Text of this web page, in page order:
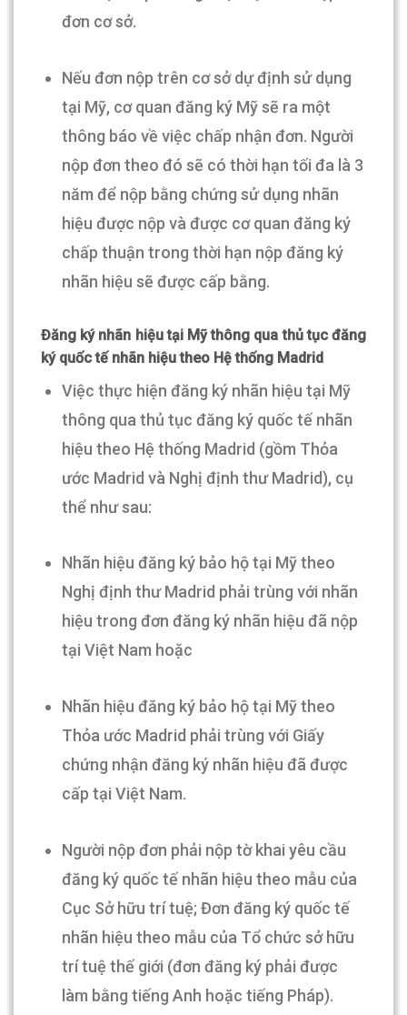
đơn cơ sở.
Nếu đơn nộp trên cơ sở dự định sử dụng
tại Mỹ, cơ quan đăng ký Mỹ sẽ ra một
thông báo về việc chấp nhận đơn. Người
nộp đơn theo đó sẽ có thời hạn tối đa là 3
năm để nộp bằng chứng sử dụng nhãn
hiệu được nộp và được cơ quan đăng ký
chấp thuận trong thời hạn nộp đăng ký
nhãn hiệu sẽ được cấp bằng.
Đăng ký nhãn hiệu tại Mỹ thông qua thủ tục đăng
ký quốc tế nhãn hiệu theo Hệ thống Madrid
Việc thực hiện đăng ký nhãn hiệu tại Mỹ
thông qua thủ tục đăng ký quốc tế nhãn
hiệu theo Hệ thống Madrid (gồm Thỏa
ước Madrid và Nghị định thư Madrid), cụ
thể như sau:
Nhãn hiệu đăng ký bảo hộ tại Mỹ theo
Nghị định thư Madrid phải trùng với nhãn
hiệu trong đơn đăng ký nhãn hiệu đã nộp
tại Việt Nam hoặc
Nhãn hiệu đăng ký bảo hộ tại Mỹ theo
Thỏa ước Madrid phải trùng với Giấy
chứng nhận đăng ký nhãn hiệu đã được
cấp tại Việt Nam.
Người nộp đơn phải nộp tờ khai yêu cầu
đăng ký quốc tế nhãn hiệu theo mẫu của
Cục Sở hữu trí tuệ; Đơn đăng ký quốc tế
nhãn hiệu theo mẫu của Tổ chức sở hữu
trí tuệ thế giới (đơn đăng ký phải được
làm bằng tiếng Anh hoặc tiếng Pháp).